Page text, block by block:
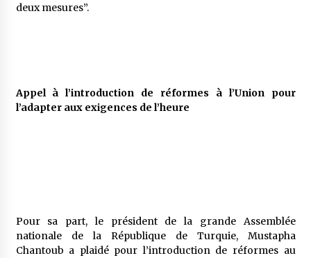
deux mesures”.
Appel à l’introduction de réformes à l’Union pour
l’adapter aux exigences de l’heure
Pour sa part, le président de la grande Assemblée
nationale de la République de Turquie, Mustapha
Chantoub a plaidé pour l’introduction de réformes au